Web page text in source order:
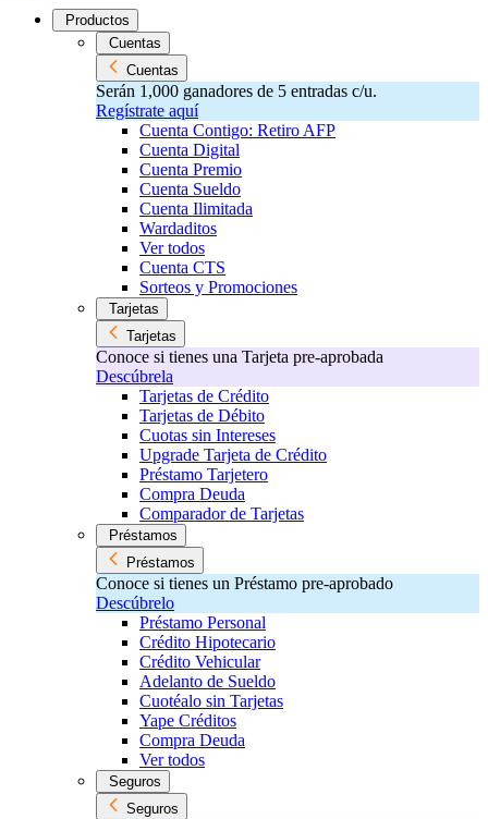
Productos
Cuentas
Cuentas
Serán 1,000 ganadores de 5 entradas c/u.
Regístrate aquí
Cuenta Contigo: Retiro AFP
Cuenta Digital
Cuenta Premio
Cuenta Sueldo
Cuenta Ilimitada
Wardaditos
Ver todos
Cuenta CTS
Sorteos y Promociones
Tarjetas
Tarjetas
Conoce si tienes una Tarjeta pre-aprobada
Descúbrela
Tarjetas de Crédito
Tarjetas de Débito
Cuotas sin Intereses
Upgrade Tarjeta de Crédito
Préstamo Tarjetero
Compra Deuda
Comparador de Tarjetas
Préstamos
Préstamos
Conoce si tienes un Préstamo pre-aprobado
Descúbrelo
Préstamo Personal
Crédito Hipotecario
Crédito Vehicular
Adelanto de Sueldo
Cuotéalo sin Tarjetas
Yape Créditos
Compra Deuda
Ver todos
Seguros
Seguros